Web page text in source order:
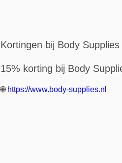
Kortingen bij Body Supplies
15% korting bij Body
🌐 https://www.body-supplies.nl